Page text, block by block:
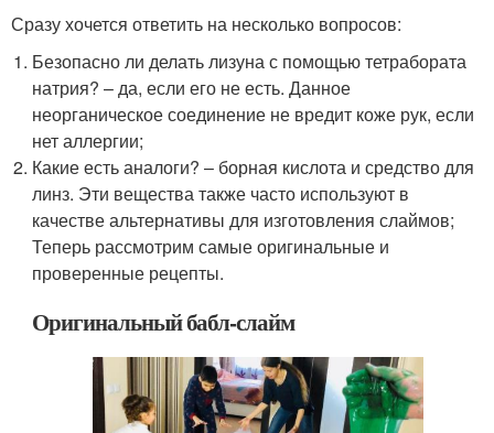
Сразу хочется ответить на несколько вопросов:
Безопасно ли делать лизуна с помощью тетрабората
натрия? – да, если его не есть. Данное
неорганическое соединение не вредит коже рук, если
нет аллергии;
Какие есть аналоги? – борная кислота и средство для
линз. Эти вещества также часто используют в
качестве альтернативы для изготовления слаймов;
Теперь рассмотрим самые оригинальные и
проверенные рецепты.
Оригинальный бабл-слайм